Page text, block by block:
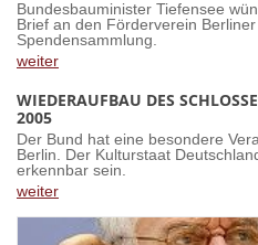
Bundesbauminister Tiefensee
Brief an den Förderverein
Spendensammlung.
weiter
WIEDERAUFBAU DES
2005
Der Bund hat eine besondere
Berlin. Der Kulturstaat
erkennbar sein.
weiter